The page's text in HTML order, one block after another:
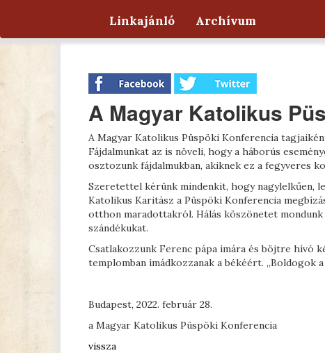
Linkajánló Archívum
A Magyar Katolikus
A Magyar Katolikus Püspöki Konferencia
Fájdalmunkat az is növeli, hogy a háborús
osztozunk fájdalmukban, akiknek ez a fegyveres
Szeretettel kérünk mindenkit, hogy nagylelkűen,
Katolikus Karitász a Püspöki Konferencia
otthon maradottakról. Hálás köszönetet
szándékukat.
Csatlakozzunk Ferenc pápa imára és böjtre hívó
templomban imádkozzanak a békéért. „Boldogok
Budapest, 2022. február 28.
a Magyar Katolikus Püspöki Konferencia
vissza